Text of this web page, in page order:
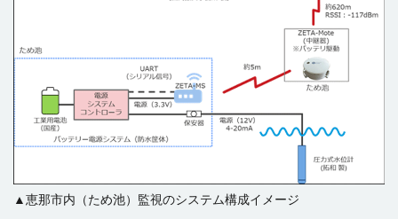
▲恵那市内（ため池）監視のシステム構成イメージ